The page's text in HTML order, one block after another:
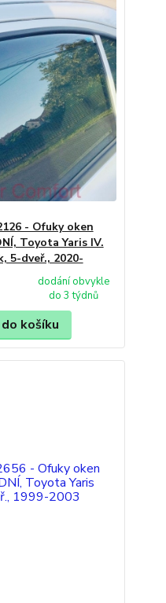
- Ofuky oken
Toyota Yaris IV.
5-dveř., 2020-
dodání obvykle
do 3 týdnů
košíku